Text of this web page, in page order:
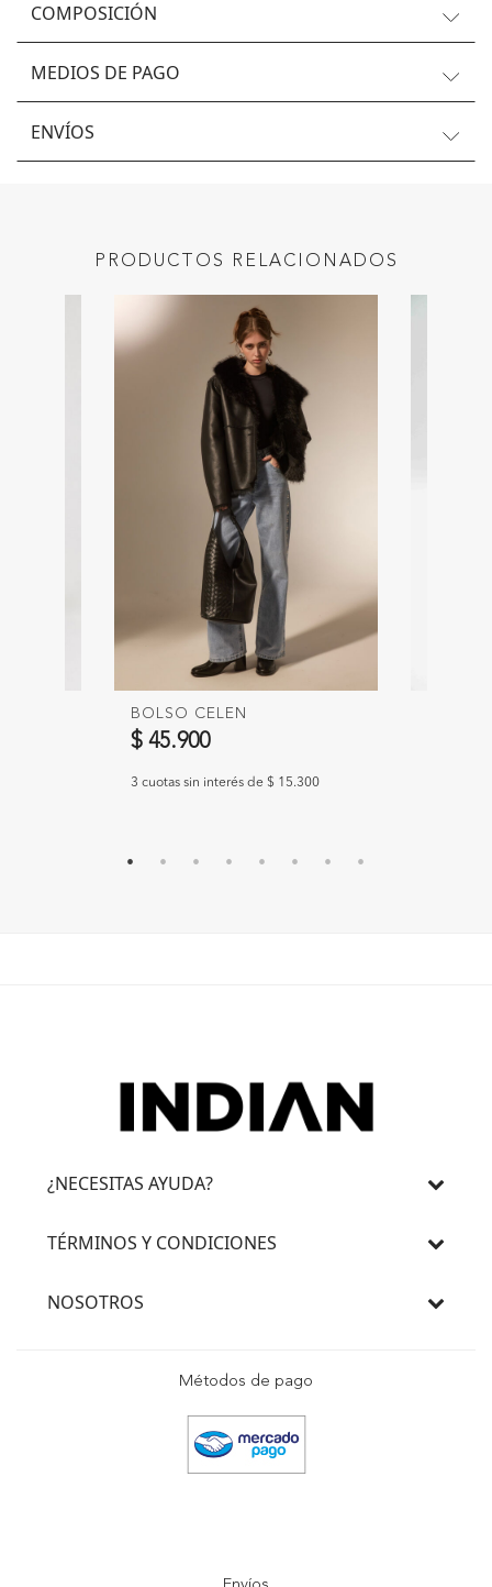
COMPOSICIÓN
MEDIOS DE PAGO
ENVÍOS
PRODUCTOS RELACIONADOS
BOLSO CELEN
$ 45.900
3 cuotas sin interés de $ 15.300
¿NECESITAS AYUDA?
TÉRMINOS Y CONDICIONES
NOSOTROS
Métodos de pago